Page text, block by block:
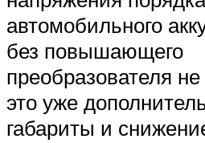
автомобильного
без повышающего
преобразователя
это уже
габариты и